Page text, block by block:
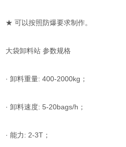
★ 可以按照防爆要求制作。
大袋卸料站 参数规格
· 卸料重量: 400-2000kg；
· 卸料速度: 5-20bags/h；
· 能力: 2-3T；